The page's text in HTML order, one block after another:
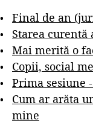
Final de an
Starea curentă
Mai merită o
Copii, social
Prima sesiune
Cum ar arăta
mine